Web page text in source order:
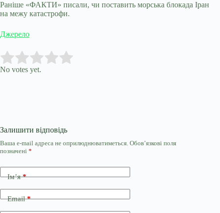
Раніше «ФАКТИ» писали, чи поставить морська блокада Іран
на межу катастрофи.
Джерело
Rate this item:
No votes yet.
Залишити відповідь
Ваша e-mail адреса не оприлюднюватиметься. Обов’язкові поля
позначені *
Ім’я*
Email*